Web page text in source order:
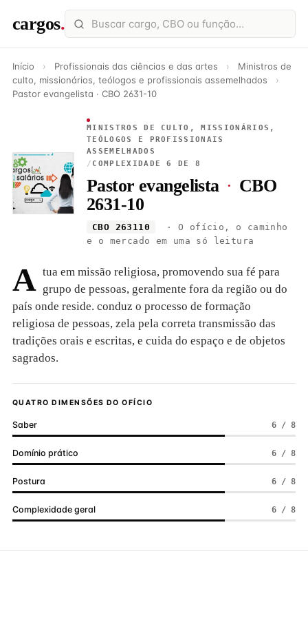
cargos.
Início › Profissionais das ciências e das artes ›
Ministros de
culto, missionários, teólogos e profissionais assemelhados
›
Pastor evangelista · CBO 2631-10
MINISTROS DE CULTO, MISSIONÁRIOS,
TEÓLOGOS E PROFISSIONAIS
ASSEMELHADOS
/ COMPLEXIDADE 6 DE 8
Pastor evangelista · CBO
2631-10
CBO 263110
· O ofício, o caminho
e o mercado em uma só leitura
A tua em missão religiosa, promovendo sua fé para
grupo de pessoas, geralmente fora da região ou do
país onde reside. conduz o processo de formação
religiosa de pessoas, zela pela correta transmissão das
tradições orais e escritas, e cuida do espaço e de objetos
sagrados.
QUATRO DIMENSÕES DO OFÍCIO
Saber 6 / 8
Domínio prático 6 / 8
Postura 6 / 8
Complexidade geral 6 / 8